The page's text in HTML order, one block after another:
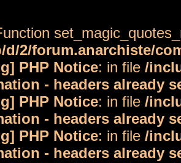
d/2/forum.anarchiste/
PHP Notice: in file /
- headers already
PHP Notice: in file /
- headers already
PHP Notice: in file /
- headers already